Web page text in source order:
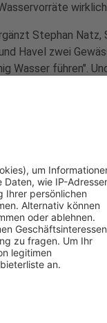
Stephan Natz,
Havel zwei
Wasser führen".
gereinigtem
mit
als Partner an
von